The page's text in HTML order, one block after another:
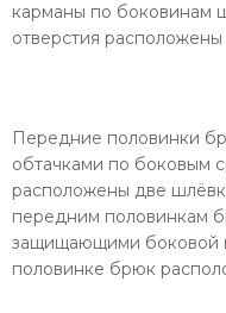
карманы по боковинам
отверстия
Передние половинки
обтачками по боковым
расположены две
передним половинкам
защищающими боковой
половинке брюк